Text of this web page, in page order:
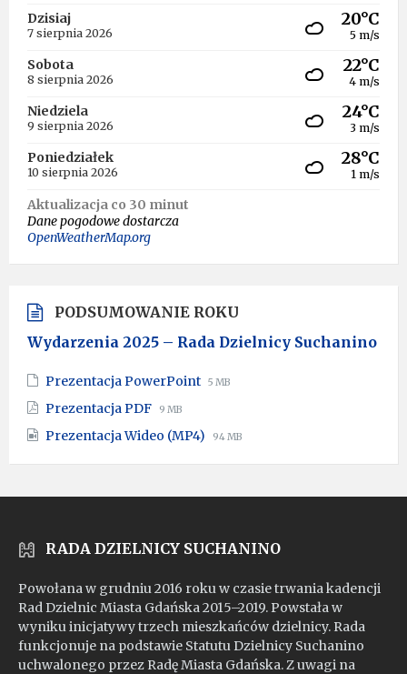
Dzisiaj
7 sierpnia 2026
20°C
5 m/s
Sobota
8 sierpnia 2026
22°C
4 m/s
Niedziela
9 sierpnia 2026
24°C
3 m/s
Poniedziałek
10 sierpnia 2026
28°C
1 m/s
Aktualizacja co 30 minut
Dane pogodowe dostarcza
OpenWeatherMap.org
PODSUMOWANIE ROKU
Wydarzenia 2025 – Rada Dzielnicy Suchanino
Prezentacja PowerPoint File
File
5 MB
Prezentacja PDF File
pdf
File
9 MB
Prezentacja Wideo (MP4) File
mp4
File
94 MB
RADA DZIELNICY SUCHANINO
Powołana w grudniu 2016 roku w czasie trwania kadencji
Rad Dzielnic Miasta Gdańska 2015–2019. Powstała w
wyniku inicjatywy trzech mieszkańców dzielnicy. Rada
funkcjonuje na podstawie Statutu Dzielnicy Suchanino
uchwalonego przez Radę Miasta Gdańska. Z uwagi na